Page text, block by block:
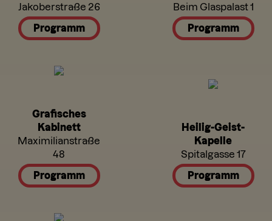
Jakoberstraße 26
Programm
Beim Glaspalast 1
Programm
Grafisches
Kabinett
Maximilianstraße
48
Programm
Heilig-Geist-
Kapelle
Spitalgasse 17
Programm